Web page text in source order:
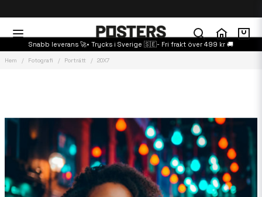
Snabb leverans 🚀• Trycks i Sverige 🇸🇪- Fri frakt över 499 kr 🚚
Hem Fotografi Porträtt 20X7